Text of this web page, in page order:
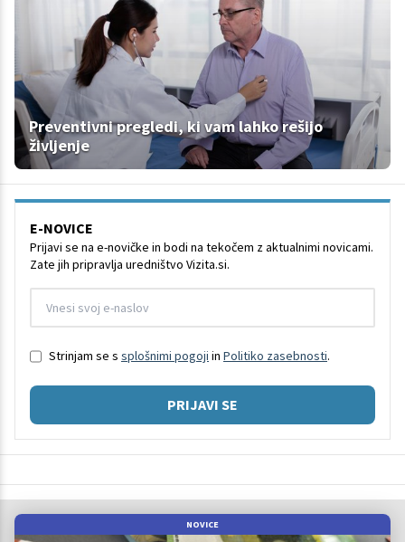
Preventivni pregledi, ki vam lahko rešijo
življenje
E-NOVICE
Prijavi se na e-novičke in bodi na tekočem z aktualnimi novicami.
Zate jih pripravlja uredništvo Vizita.si.
Strinjam se s splošnimi pogoji in Politiko zasebnosti.
PRIJAVI SE
NOVICE